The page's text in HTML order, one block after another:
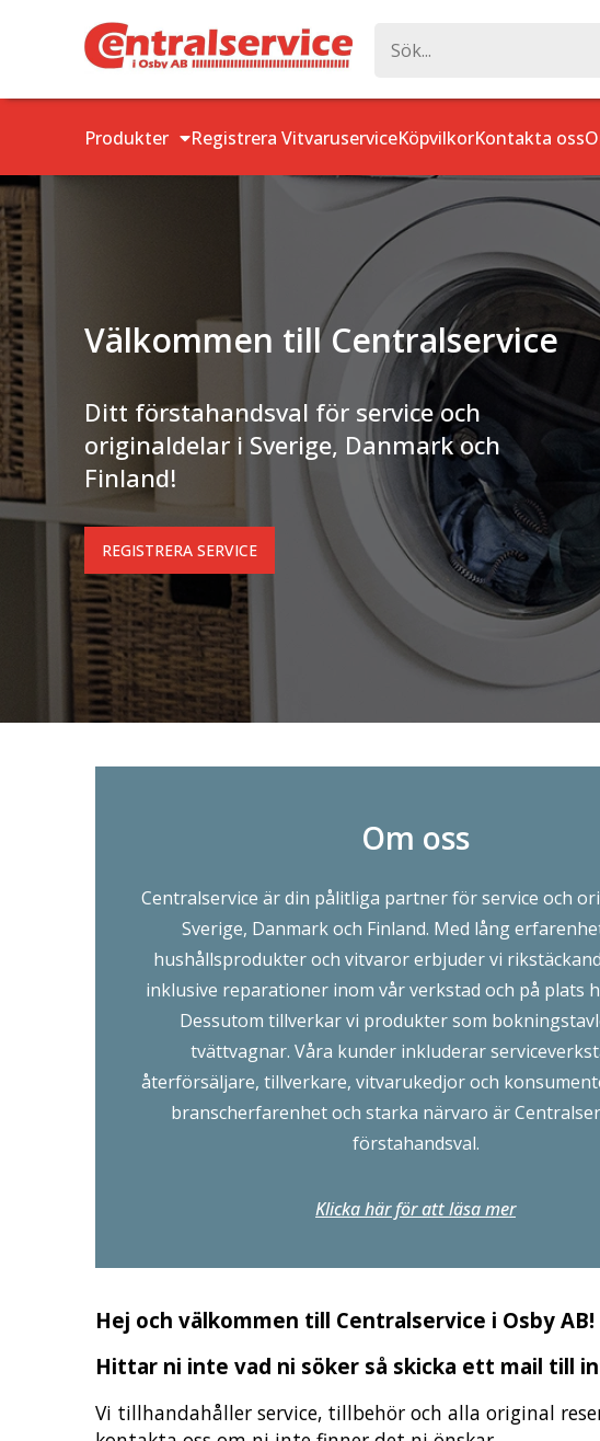
Produkter Registrera VitvaruserviceKöpvilkorKontakta oss
Välkommen till Centralservice
Ditt förstahandsval för service och
originaldelar i Sverige, Danmark och
Finland!
REGISTRERA SERVICE
Om oss
Centralservice är din pålitliga partner för service och
Sverige, Danmark och Finland. Med lång
hushållsprodukter och vitvaror erbjuder vi
inklusive reparationer inom vår verkstad och på plats
Dessutom tillverkar vi produkter som
tvättvagnar. Våra kunder inkluderar
återförsäljare, tillverkare, vitvarukedjor och
branscherfarenhet och starka närvaro är
förstahandsval.
Klicka här för att läsa mer
Hej och välkommen till Centralservice i Osby AB!
Hittar ni inte vad ni söker så skicka ett mail till
Vi tillhandahåller service, tillbehör och alla original